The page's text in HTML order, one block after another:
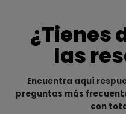
¿Tienes
las
Encuentra aquí
preguntas más
con